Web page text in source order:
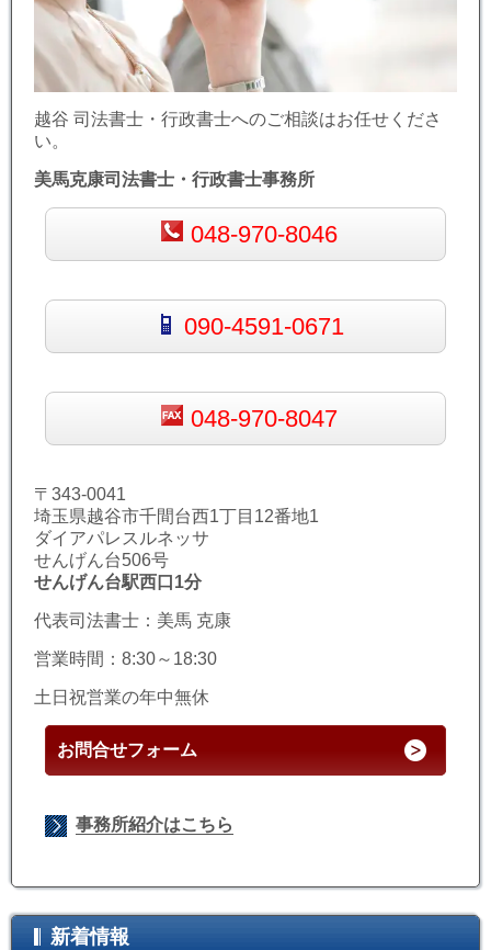
越谷 司法書士・行政書士へのご相談はお任せくださ
い。
美馬克康司法書士・行政書士事務所
048-970-8046
090-4591-0671
048-970-8047
〒343-0041
埼玉県越谷市千間台西1丁目12番地1
ダイアパレスルネッサ
せんげん台506号
せんげん台駅西口1分
代表司法書士：美馬 克康
営業時間：8:30～18:30
土日祝営業の年中無休
お問合せフォーム
事務所紹介はこちら
新着情報